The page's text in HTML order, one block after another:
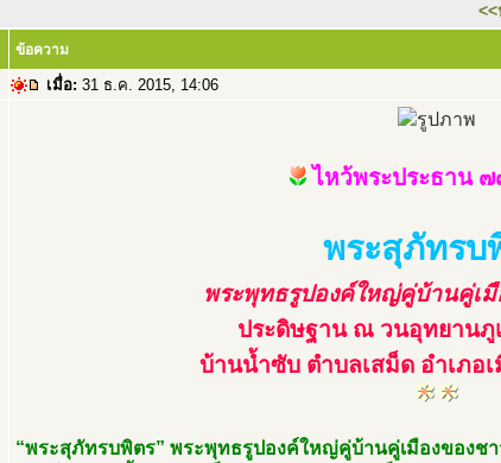
ข้อความ
เมื่อ: 31 ธ.ค. 2015, 14:06
ไหว้พระประธาน ๗
พระสุภัทรบ
พระพุทธรูปองค์ใหญ่คู่บ้านคู่เมื
ประดิษฐาน ณ วนอุทยานภู
บ้านน้ำซับ ตำบลเสม็ด อำเภอ
“พระสุภัทรบพิตร” พระพุทธรูปองค์ใหญ่คู่บ้านคู่เมืองของช